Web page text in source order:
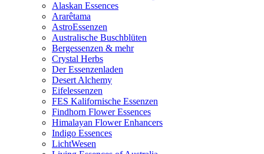
Alaskan Essences
Ararêtama
AstroEssenzen
Australische Buschblüten
Bergessenzen & mehr
Crystal Herbs
Der Essenzenladen
Desert Alchemy
Eifelessenzen
FES Kalifornische Essenzen
Findhorn Flower Essences
Himalayan Flower Enhancers
Indigo Essences
LichtWesen